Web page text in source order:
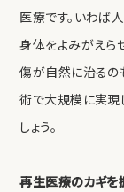
医療です。いわば
身体をよみがえら
傷が自然に治るの
術で大規模に実現
しょう。
再生医療のカギを